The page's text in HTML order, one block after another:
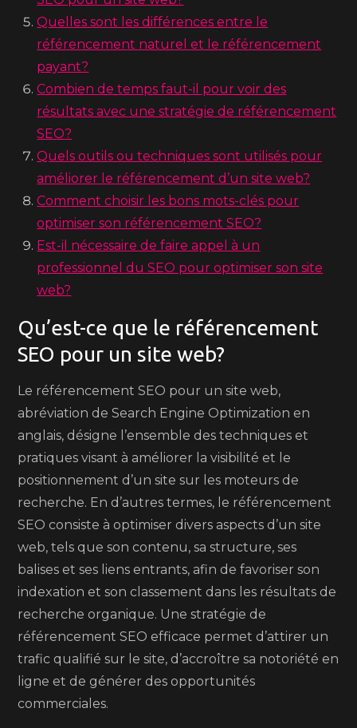
Quelles sont les différences entre le
référencement naturel et le référencement
payant?
Combien de temps faut-il pour voir des
résultats avec une stratégie de référencement
SEO?
Quels outils ou techniques sont utilisés pour
améliorer le référencement d’un site web?
Comment choisir les bons mots-clés pour
optimiser son référencement SEO?
Est-il nécessaire de faire appel à un
professionnel du SEO pour optimiser son site
web?
Qu’est-ce que le référencement
SEO pour un site web?
Le référencement SEO pour un site web,
abréviation de Search Engine Optimization en
anglais, désigne l’ensemble des techniques et
pratiques visant à améliorer la visibilité et le
positionnement d’un site sur les moteurs de
recherche. En d’autres termes, le référencement
SEO consiste à optimiser divers aspects d’un site
web, tels que son contenu, sa structure, ses
balises et ses liens entrants, afin de favoriser son
indexation et son classement dans les résultats de
recherche organique. Une stratégie de
référencement SEO efficace permet d’attirer un
trafic qualifié sur le site, d’accroître sa notoriété en
ligne et de générer des opportunités
commerciales.